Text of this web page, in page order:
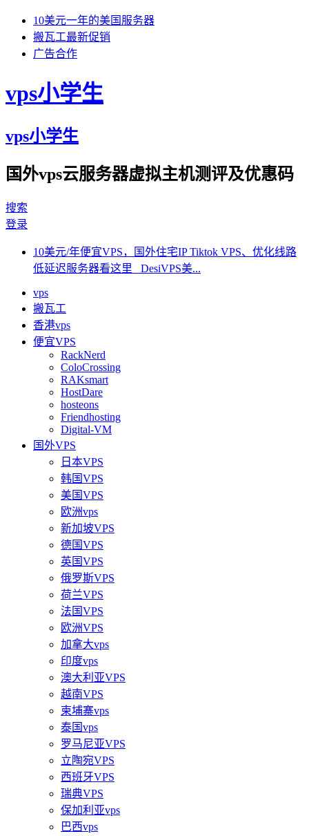
10美元一年的美国服务器
搬瓦工最新促销
广告合作
vps小学生
vps小学生
国外vps云服务器虚拟主机测评及优惠码
搜索
登录
10美元/年便宜VPS，国外住宅IP Tiktok VPS、优化线路
低延迟服务器看这里 DesiVPS美...
vps
搬瓦工
香港vps
便宜VPS
RackNerd
ColoCrossing
RAKsmart
HostDare
hosteons
Friendhosting
Digital-VM
国外VPS
日本VPS
韩国VPS
美国VPS
欧洲vps
新加坡VPS
德国VPS
英国VPS
俄罗斯VPS
荷兰VPS
法国VPS
欧洲VPS
加拿大vps
印度vps
澳大利亚VPS
越南VPS
柬埔寨vps
泰国vps
罗马尼亚VPS
立陶宛VPS
西班牙VPS
瑞典VPS
保加利亚vps
巴西vps